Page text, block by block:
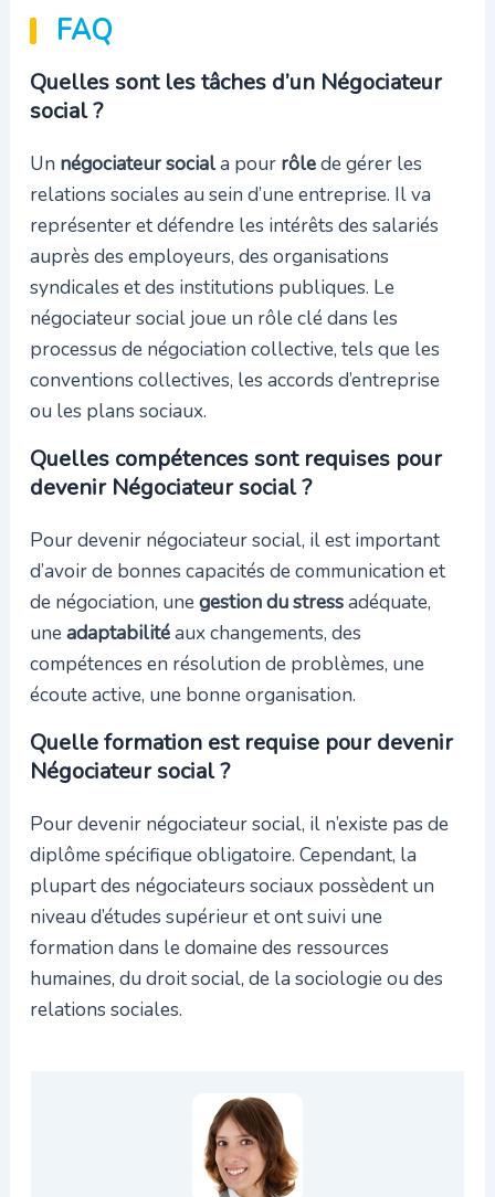
FAQ
Quelles sont les tâches d’un Négociateur
social ?
Un négociateur sociala pour rôlede gérer les
relations sociales au sein d’une entreprise. Il va
représenter et défendre les intérêts des salariés
auprès des employeurs, des organisations
syndicales et des institutions publiques. Le
négociateur social joue un rôle clé dans les
processus de négociation collective, tels que les
conventions collectives, les accords d’entreprise
ou les plans sociaux.
Quelles compétences sont requises pour
devenir Négociateur social ?
Pour devenir négociateur social, il est important
d’avoir de bonnes capacités de communication et
de négociation, unegestion du stressadéquate,
uneadaptabilitéaux changements, des
compétences en résolution de problèmes, une
écoute active, une bonne organisation.
Quelle formation est requise pour devenir
Négociateur social ?
Pour devenir négociateur social, il n’existe pas de
diplôme spécifique obligatoire. Cependant, la
plupart des négociateurs sociaux possèdent un
niveau d’études supérieur et ont suivi une
formation dans le domaine des ressources
humaines, du droit social, de la sociologie ou des
relations sociales.